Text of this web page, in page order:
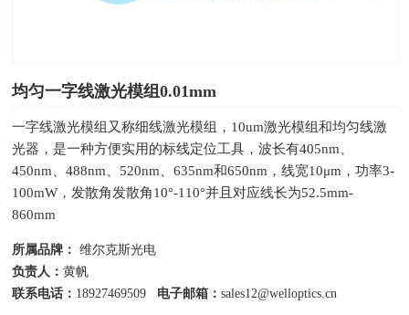
均匀一字线激光模组0.01mm
一字线激光模组又称细线激光模组，10um激光模组和均匀线激
光器​，是一种方便实用的标线定位工具，波长有405nm、
450nm、488nm、520nm、635nm和650nm，线宽10μm，功率3-
100mW，发散角发散角10°-110°并且对应线长为52.5mm-
860mm
所属品牌： 维尔克斯光电
负责人：黄帆
联系电话： 18927469509 电子邮箱：sales12@welloptics.cn